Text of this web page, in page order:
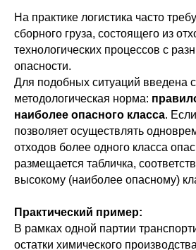
На практике логистика часто
сборного груза, состоящего из
технологических процессов с
опасности.
Для подобных ситуаций введена
методологическая норма:
наиболее опасного класса.
позволяет осуществлять
отходов более одного класса
размещается табличка,
высокому (наиболее опасному)
Практический пример:
В рамках одной партии
остатки химического